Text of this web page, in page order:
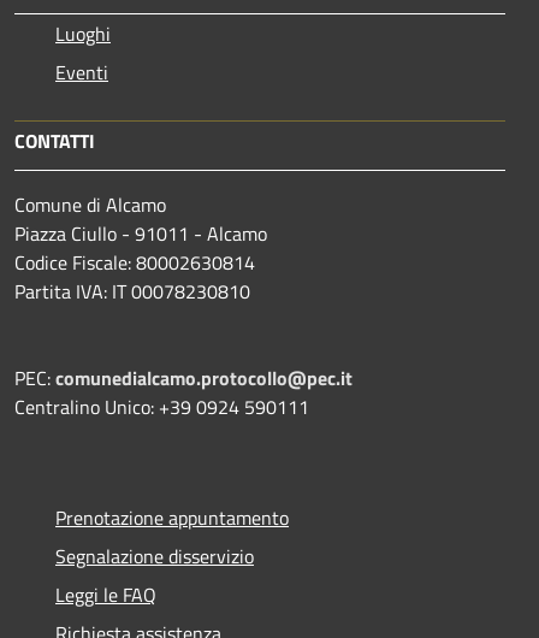
Luoghi
Eventi
CONTATTI
Comune di Alcamo
Piazza Ciullo - 91011 - Alcamo
Codice Fiscale: 80002630814
Partita IVA: IT 00078230810
PEC:comunedialcamo.protocollo@pec.it
Centralino Unico: +39 0924 590111
Prenotazione appuntamento
Segnalazione disservizio
Leggi le FAQ